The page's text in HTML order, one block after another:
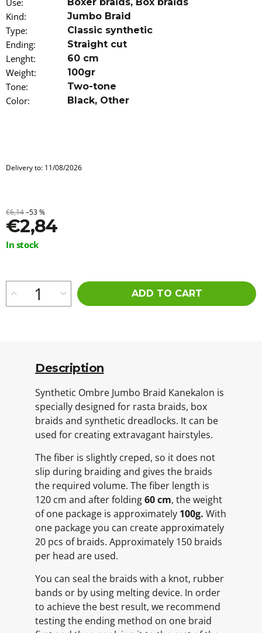
Use:
Kind: Jumbo Braid
Type: Classic synthetic
Ending: Straight cut
Lenght: 60 cm
Weight: 100gr
Tone: Two-tone
Color: Black, Other
Delivery to: 11/08/2026
€6,14–53 %
€2,84
Measure
In stock
ADD TO CART
Description
Synthetic Ombre Jumbo Braid Kanekalon is
specially designed for rasta braids, box
braids and synthetic dreadlocks. It can be
used for creating extravagant hairstyles.
The fiber is slightly creped, so it does not
slip during braiding and gives the braids
the required volume. The fiber length is
120 cm and after folding60 cm, the weight
of one package is approximately 100g. With
one package you can create approximately
20 pcs of braids. Approximately 150 braids
per head are used.
You can seal the braids with a knot, rubber
bands or by using melting device. In order
to achieve the best result, we recommend
testing the ending method on one braid
o
m
m
e
n
d
100%
EZ